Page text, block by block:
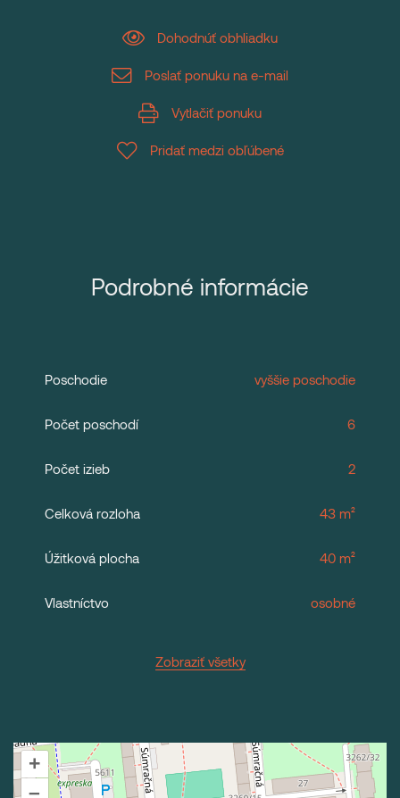
Dohodnúť obhliadku
Poslať ponuku na e-mail
Vytlačiť ponuku
Pridať medzi obľúbené
Podrobné informácie
Poschodie vyššie poschodie
Počet poschodí 6
Počet izieb 2
Celková rozloha 43 m²
Úžitková plocha 40 m²
Vlastníctvo osobné
Zobraziť všetky
+
–